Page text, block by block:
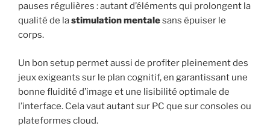
pauses régulières : autant d’éléments qui prolongent la
qualité de lastimulation mentalesans épuiser le
corps.
Un bon setup permet aussi de profiter pleinement des
jeux exigeants sur le plan cognitif, en garantissant une
bonne fluidité d’image et une lisibilité optimale de
l’interface. Cela vaut autant sur PC que sur consoles ou
plateformes cloud.